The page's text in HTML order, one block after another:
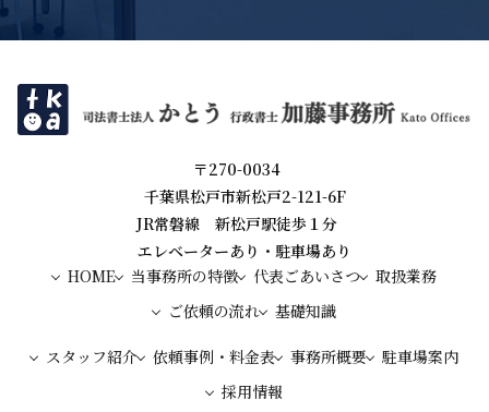
〒270-0034
千葉県松戸市新松戸2-121-6F
JR常磐線 新松戸駅徒歩１分
エレベーターあり・駐車場あり
HOME
当事務所の特徴 代表ごあいさつ
取扱業務
ご依頼の流れ
基礎知識
スタッフ紹介 依頼事例・料金表 事務所概要
駐車場案内
採用情報